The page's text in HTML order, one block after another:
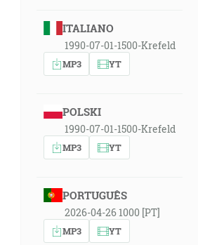
ITALIANO
1990-07-01-1500-Krefeld
MP3 YT
POLSKI
1990-07-01-1500-Krefeld
MP3 YT
PORTUGUÊS
2026-04-26 1000 [PT]
MP3 YT